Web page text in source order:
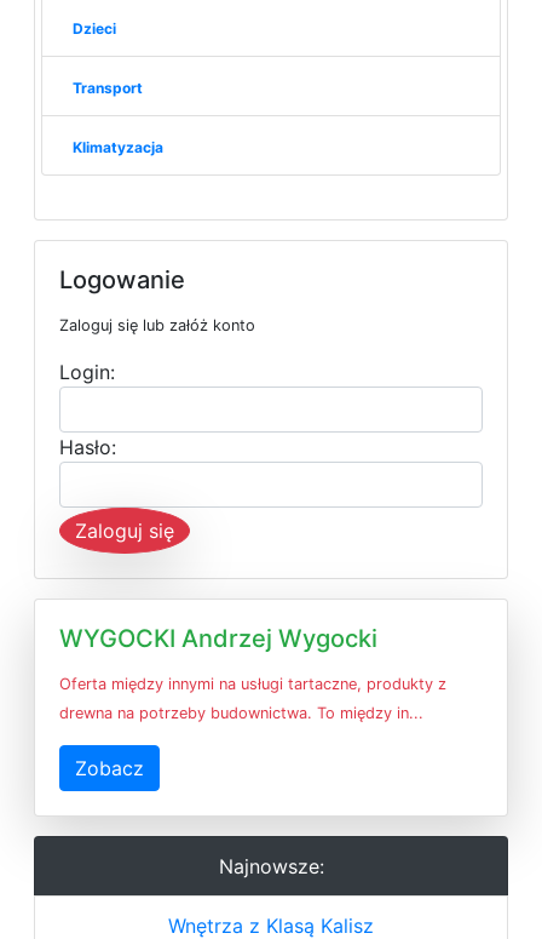
Dzieci
Transport
Klimatyzacja
Logowanie
Zaloguj się lub załóż konto
Login:
Hasło:
Zaloguj się
WYGOCKI Andrzej Wygocki
Oferta między innymi na usługi tartaczne, produkty z
drewna na potrzeby budownictwa. To między in...
Zobacz
Najnowsze:
Wnętrza z Klasą Kalisz